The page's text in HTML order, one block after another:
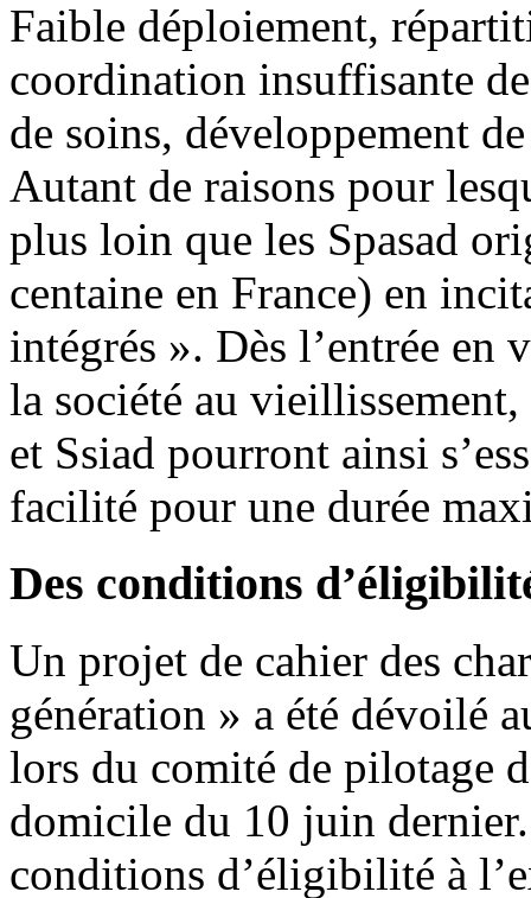
Faible déploiement,
coordination insuffisante
de soins, développement
Autant de raisons pour
plus loin que les Spasad
centaine en France) en
intégrés ». Dès l’entrée en
la société au
et Ssiad pourront ainsi
facilité pour une durée
Des conditions
Un projet de cahier des
génération » a été dévoilé
lors du comité de pilotage
domicile du 10 juin
conditions d’éligibilité à